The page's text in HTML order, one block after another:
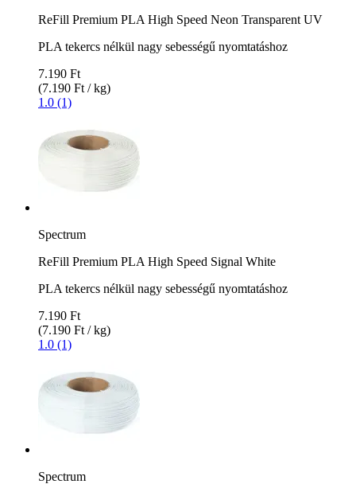
ReFill Premium PLA High Speed Neon Transparent UV
PLA tekercs nélkül nagy sebességű nyomtatáshoz
7.190 Ft
(7.190 Ft / kg)
1.0 (1)
Spectrum
ReFill Premium PLA High Speed Signal White
PLA tekercs nélkül nagy sebességű nyomtatáshoz
7.190 Ft
(7.190 Ft / kg)
1.0 (1)
Spectrum